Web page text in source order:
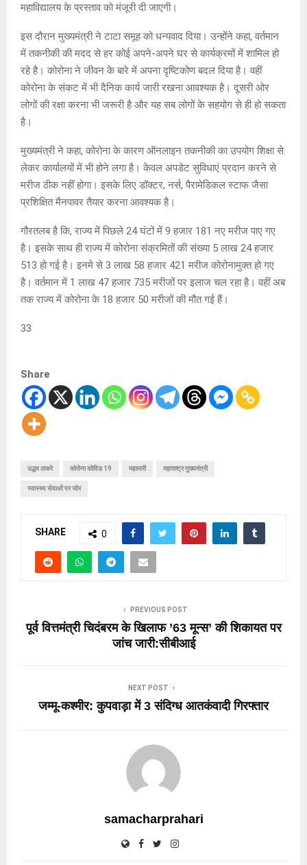
महाविद्यालय के प्रस्ताव को मंजूरी दी जाएगी।
इस दौरान मुख्यमंत्री ने टाटा समूह को धन्यवाद दिया। उन्होंने कहा, वर्तमान
में तकनीकी की मदद से हर कोई अपने-अपने घर से कार्यक्रमों में शामिल हो
रहे है। कोरोना ने जीवन के बारे में अपना दृष्टिकोण बदल दिया है। वहीं
कोरोना के संकट में भी दैनिक कार्य जारी रखना आवश्यक है। दूसरी ओर
लोगों की रक्षा करना भी जरूरी है और यह सब लोगों के सहयोग से ही हो सकता
है।
मुख्यमंत्री ने कहा, कोरोना के कारण ऑनलाइन तकनीकी का उपयोग शिक्षा से
लेकर कार्यालयों में भी होने लगा है। केवल अपडेट सुविधाएं प्रदान करने से
मरीज ठीक नहीं होगा। इसके लिए डॉक्टर, नर्स, पैरामेडिकल स्टाफ जैसा
प्रशिक्षित मैनपावर तैयार करना आवश्यक है।
गौरतलब है कि, राज्य में पिछले 24 घंटों में 9 हजार 181 नए मरीज पाए गए
है। इसके साथ ही राज्य में कोरोना संक्रमितों की संख्या 5 लाख 24 हजार
513 हो गई है। इनमे से 3 लाख 58 हजार 421 मरीज कोरोनामुक्त हो गए
है। वर्तमान में 1 लाख 47 हजार 735 मरीजों पर इलाज चल रहा है। वहीं अब
तक राज्य में कोरोना के 18 हजार 50 मरीजों की मौत गई हैं।
33
Share
उद्धव ठाकरे कोरोना कोविड 19 महामारी महाराष्ट्र मुख्यमंत्री
स्वास्थ्य सेवाओं पर जोर
SHARE 0
PREVIOUS POST
पूर्व वित्तमंत्री चिदंबरम के खिलाफ ’63 मून्स’ की शिकायत पर
जांच जारी:सीबीआई
NEXT POST
जम्मू-कश्मीर: कुपवाड़ा में 3 संदिग्ध आतकंवादी गिरफ्तार
samacharprahari